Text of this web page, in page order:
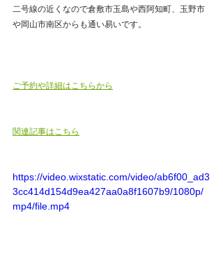
二号線の近くなので倉敷市玉島や西阿知町、玉野市
や岡山市南区からも通い易いです。
ご予約や詳細はこちらから
関連記事はこちら
https://video.wixstatic.com/video/ab6f00_ad3
3cc414d154d9ea427aa0a8f1607b9/1080p/
mp4/file.mp4